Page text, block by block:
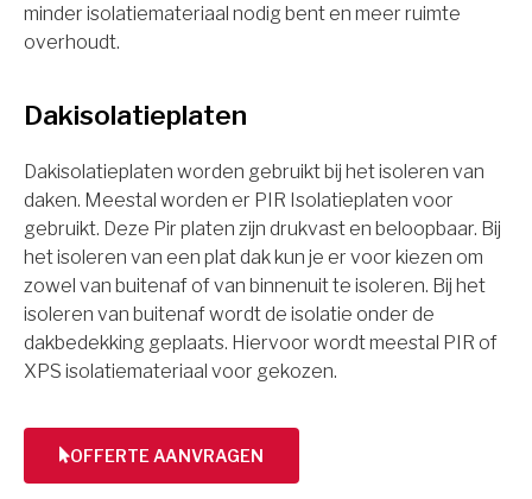
minder isolatiemateriaal nodig bent en meer ruimte
overhoudt.
Dakisolatieplaten
Dakisolatieplaten worden gebruikt bij het isoleren van
daken. Meestal worden er PIR Isolatieplaten voor
gebruikt. Deze Pir platen zijn drukvast en beloopbaar. Bij
het isoleren van een plat dak kun je er voor kiezen om
zowel van buitenaf of van binnenuit te isoleren. Bij het
isoleren van buitenaf wordt de isolatie onder de
dakbedekking geplaats. Hiervoor wordt meestal PIR of
XPS isolatiemateriaal voor gekozen.
OFFERTE AANVRAGEN